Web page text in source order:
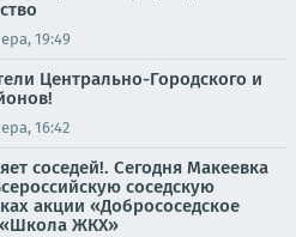
19:49
Центрально-Городского и
16:42
соседей!. Сегодня Макеевка
соседскую
акции «Добрососедское
«Школа ЖКХ»